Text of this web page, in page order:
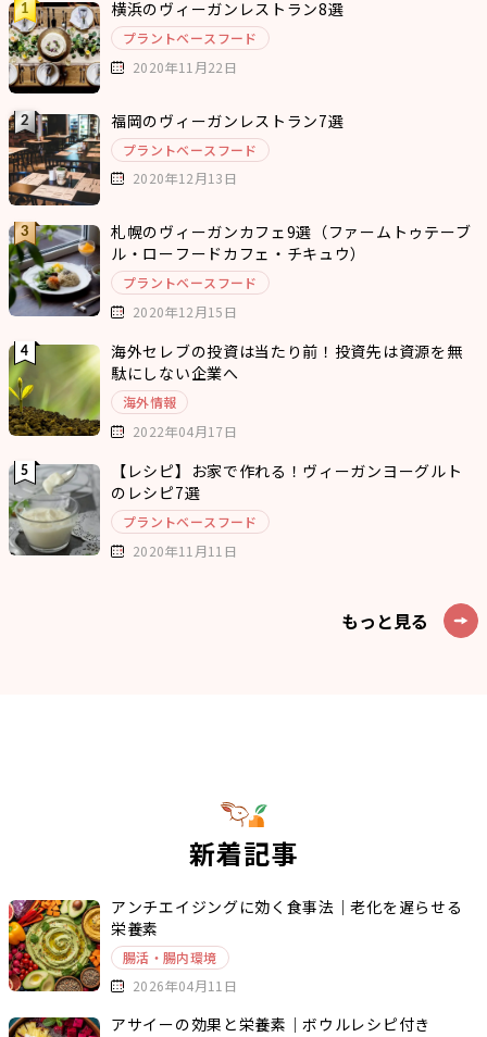
横浜のヴィーガンレストラン8選
プラントベースフード
2020年11月22日
福岡のヴィーガンレストラン7選
プラントベースフード
2020年12月13日
札幌のヴィーガンカフェ9選（ファームトゥテーブ
ル・ローフードカフェ・チキュウ）
プラントベースフード
2020年12月15日
海外セレブの投資は当たり前！投資先は資源を無
駄にしない企業へ
海外情報
2022年04月17日
【レシピ】お家で作れる！ヴィーガンヨーグルト
のレシピ7選
プラントベースフード
2020年11月11日
もっと見る
新着記事
アンチエイジングに効く食事法｜老化を遅らせる
栄養素
腸活・腸内環境
2026年04月11日
アサイーの効果と栄養素｜ボウルレシピ付き